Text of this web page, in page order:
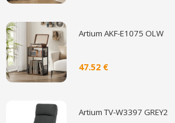
Artium AKF-E1075 OLW
47.52 €
Artium TV-W3397 GREY2